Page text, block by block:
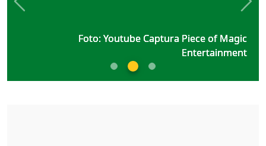
Foto: Youtube Captura Piece of Magic
Entertainment
Foto: Youtube Captura Piece of Magic
Entertainment
Foto: Youtube Captura Piece of Magic
Entertainment
Previous Next